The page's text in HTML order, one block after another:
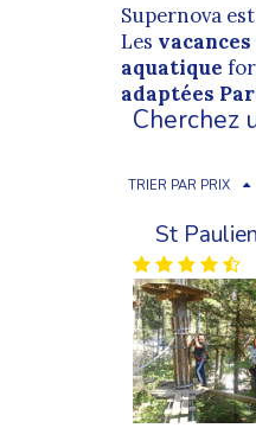
Supernova
Les
aquatique
adaptées
Cherchez
TRIER PAR PRIX
St